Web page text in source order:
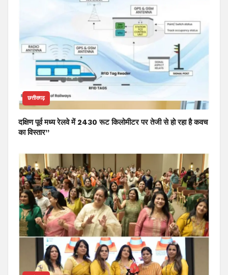
छत्तीसगढ़
दक्षिण पूर्व मध्य रेलवे में 2430 रूट किलोमीटर पर तेजी से हो रहा है कवच
का विस्तार”